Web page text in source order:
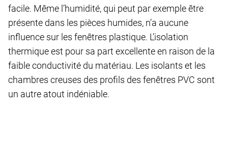
facile. Même l’humidité, qui peut par exemple être
présente dans les pièces humides, n’a aucune
influence sur les fenêtres plastique. L’isolation
thermique est pour sa part excellente en raison de la
faible conductivité du matériau. Les isolants et les
chambres creuses des profils des fenêtres PVC sont
un autre atout indéniable.